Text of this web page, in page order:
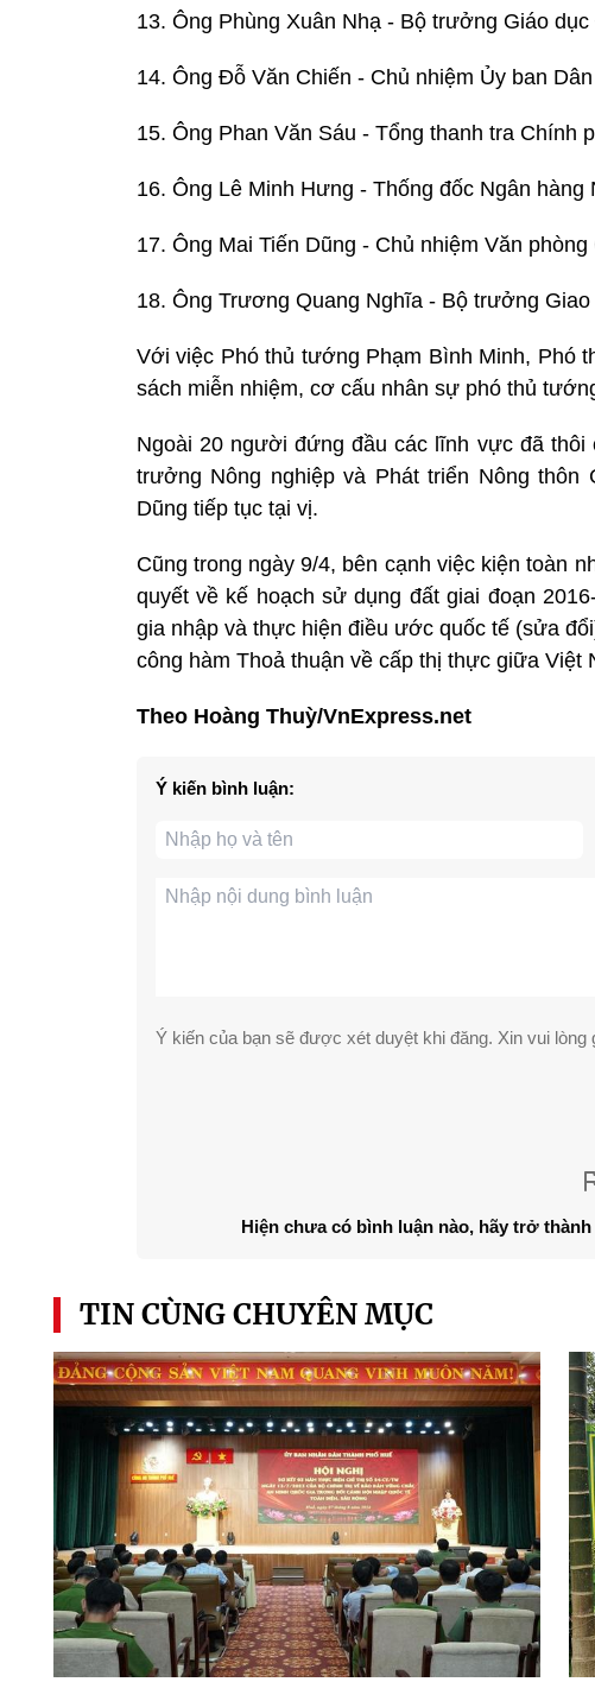
13. Ông Phùng Xuân Nhạ - Bộ trưởng Giáo
14. Ông Đỗ Văn Chiến - Chủ nhiệm Ủy ban
15. Ông Phan Văn Sáu - Tổng thanh tra Chính
16. Ông Lê Minh Hưng - Thống đốc Ngân hàng
17. Ông Mai Tiến Dũng - Chủ nhiệm Văn phòng
18. Ông Trương Quang Nghĩa - Bộ trưởng Giao
Với việc Phó thủ tướng Phạm Bình Minh, Phó
sách miễn nhiệm, cơ cấu nhân sự phó thủ
Ngoài 20 người đứng đầu các lĩnh vực đã
trưởng Nông nghiệp và Phát triển Nông
Dũng tiếp tục tại vị.
Cũng trong ngày 9/4, bên cạnh việc kiện toàn
quyết về kế hoạch sử dụng đất giai đoạn
gia nhập và thực hiện điều ước quốc tế (sửa
công hàm Thoả thuận về cấp thị thực giữa Việt
Theo Hoàng Thuỳ/VnExpress.net
Ý kiến bình luận:
Ý kiến của bạn sẽ được xét duyệt khi đăng. Xin vui lòng
Hiện chưa có bình luận nào, hãy trở
TIN CÙNG CHUYÊN MỤC